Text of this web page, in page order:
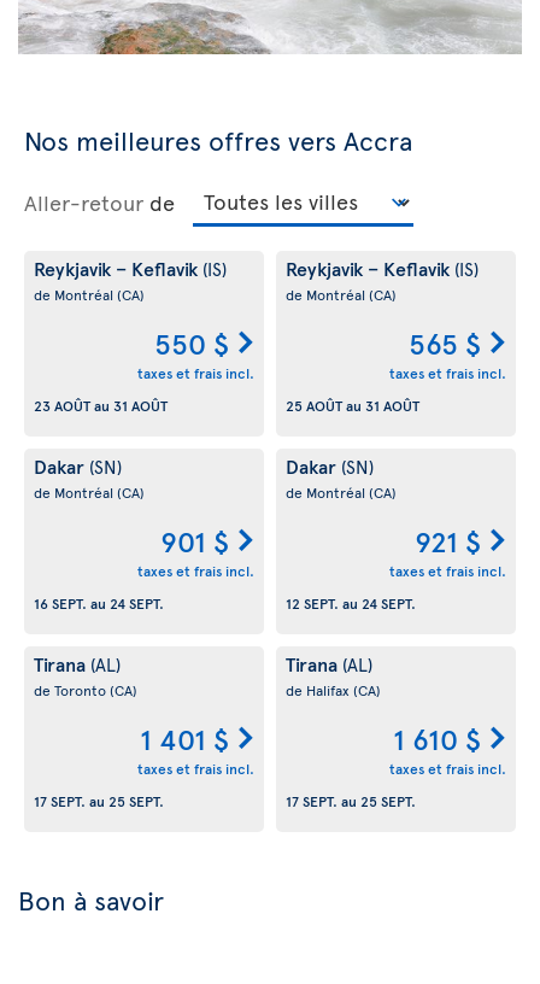
Nos meilleures offres vers Accra
Aller-retour de
Reykjavik – Keflavik (IS)
de Montréal (CA)
550 $
taxes et frais incl.
23 AOÛTau 31 AOÛT
Reykjavik – Keflavik (IS)
de Montréal (CA)
565 $
taxes et frais incl.
25 AOÛTau 31 AOÛT
Dakar (SN)
de Montréal (CA)
901 $
taxes et frais incl.
16 SEPT. au 24 SEPT.
Dakar (SN)
de Montréal (CA)
921 $
taxes et frais incl.
12 SEPT. au 24 SEPT.
Tirana (AL)
de Toronto(CA)
1 401 $
taxes et frais incl.
17 SEPT. au 25 SEPT.
Tirana (AL)
de Halifax (CA)
1 610 $
taxes et frais incl.
17 SEPT. au 25 SEPT.
Bon à savoir